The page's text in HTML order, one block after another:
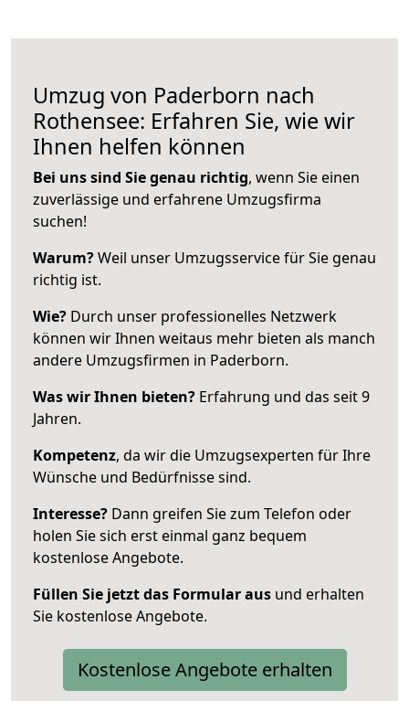
Umzug von Paderborn nach
Rothensee: Erfahren Sie, wie wir
Ihnen helfen können
Bei uns sind Sie genau richtig, wenn Sie einen
zuverlässige und erfahrene Umzugsfirma
suchen!
Warum?Weil unser Umzugsservice für Sie genau
richtig ist.
Wie? Durch unser professionelles Netzwerk
können wir Ihnen weitaus mehr bieten als manch
andere Umzugsfirmen in Paderborn.
Was wir Ihnen bieten? Erfahrung und das seit 9
Jahren.
Kompetenz, da wir die Umzugsexperten für Ihre
Wünsche und Bedürfnisse sind.
Interesse? Dann greifen Sie zum Telefon oder
holen Sie sich erst einmal ganz bequem
kostenlose Angebote.
Füllen Sie jetzt das Formular aus und erhalten
Sie kostenlose Angebote.
Kostenlose Angebote erhalten